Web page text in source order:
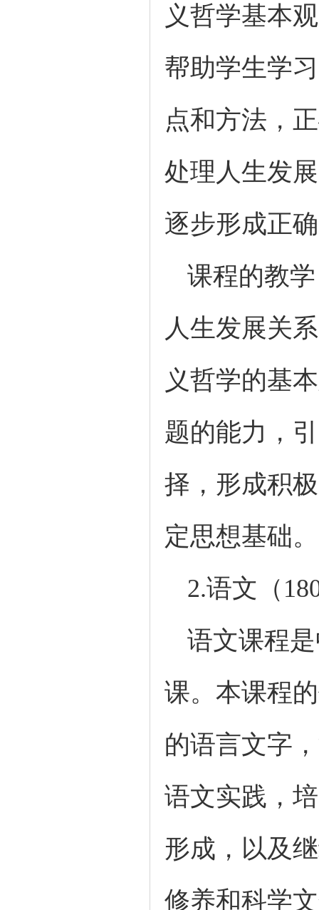
义哲学基本
帮助学生学
点和方法，
处理人生发
逐步形成正
课程的教
人生发展关
义哲学的基
题的能力，
择，形成积
定思想基础。
2.语文（
语文课程
课。本课程
的语言文字
语文实践，
形成，以及
修养和科学